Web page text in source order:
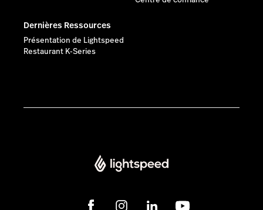
Dernières Ressources
Présentation de Lightspeed
Restaurant K-Series